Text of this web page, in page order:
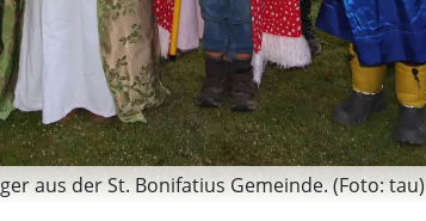
aus der St. Bonifatius Gemeinde. (Foto: tau)